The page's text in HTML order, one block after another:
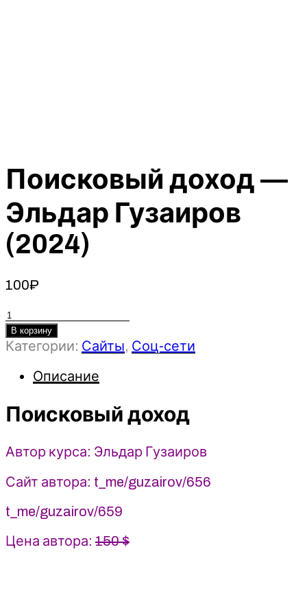
Поисковый доход —
Эльдар Гузаиров
(2024)
100₽
Количество
товара
Поисковый
Гузаиров
(2024)
В корзину
Категории: Сайты, Соц-сети
Описание
Поисковый доход
Автор курса: Эльдар Гузаиров
Сайт автора: t_me/guzairov/656
t_me/guzairov/659
Цена автора: 150 $